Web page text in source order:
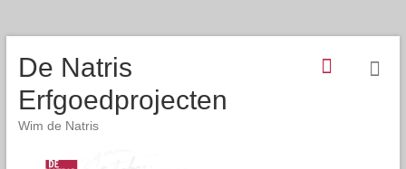
De Natris
Erfgoedprojecten
Wim de Natris